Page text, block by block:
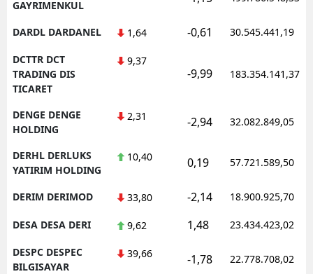
GAYRIMENKUL
DARDL DARDANEL 1,64 -0,61 30.545.441,19
DCTTR DCT
TRADING DIS
TICARET
9,37
-9,99 183.354.141,37
DENGE DENGE
HOLDING
2,31 -2,94 32.082.849,05
DERHL DERLUKS
YATIRIM HOLDING
10,40 0,19 57.721.589,50
DERIM DERIMOD 33,80 -2,14 18.900.925,70
DESA DESA DERI 9,62 1,48 23.434.423,02
DESPC DESPEC
BILGISAYAR
39,66 -1,78 22.778.708,02